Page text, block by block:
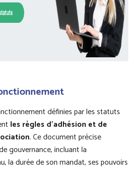
définies par les statuts
les règles d’adhésion et de
. Ce document précise
gouvernance, incluant la
la durée de son mandat, ses pouvoirs